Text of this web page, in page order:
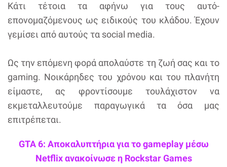
Κάτι τέτοια τα αφήνω για τους αυτό-
επονομαζόμενους ως ειδικούς του κλάδου. Έχουν
γεμίσει από αυτούς τα social media.
Ως την επόμενη φορά απολαύστε τη ζωή σας και το
gaming. Νοικάρηδες του χρόνου και του πλανήτη
είμαστε, ας φροντίσουμε τουλάχιστον να
εκμεταλλευτούμε παραγωγικά τα όσα μας
επιτρέπεται.
GTA 6: Αποκαλυπτήρια για το gameplay μέσω
Netflix ανακοίνωσε η Rockstar Games